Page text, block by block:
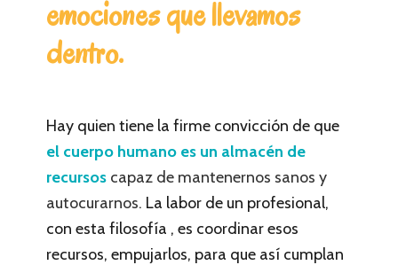
emociones que llevamos
dentro.
Hay quien tiene la firme convicción de que
el cuerpo humano es un almacén de
recursos capaz de mantenernos sanos y
autocurarnos. La labor de un profesional,
con esta filosofía , es coordinar esos
recursos, empujarlos, para que así cumplan